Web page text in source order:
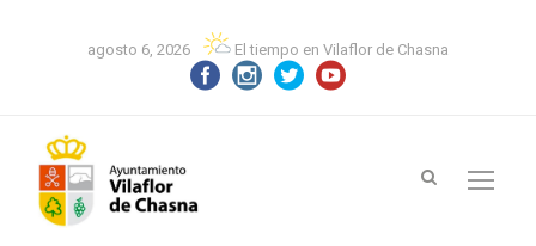
agosto 6, 2026 El tiempo en Vilaflor de Chasna